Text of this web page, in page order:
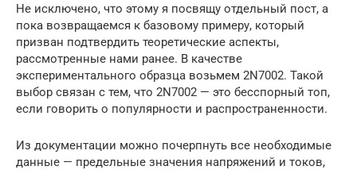
Не исключено, что этому я посвящу отдельный пост, а
пока возвращаемся к базовому примеру, который
призван подтвердить теоретические аспекты,
рассмотренные нами ранее. В качестве
экспериментального образца возьмем 2N7002. Такой
выбор связан с тем, что 2N7002 — это бесспорный топ,
если говорить о популярности и распространенности.
Из документации можно почерпнуть все необходимые
данные — предельные значения напряжений и токов,